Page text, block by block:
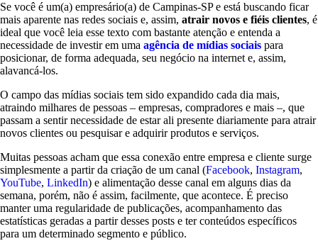
Se você é um(a) empresário(a) de Campinas-SP e está buscando ficar
mais aparente nas redes sociais e, assim, atrair novos e fiéis clientes, é
ideal que você leia esse texto com bastante atenção e entenda a
necessidade de investir em uma agência de mídias sociais para
posicionar, de forma adequada, seu negócio na internet e, assim,
alavancá-los.
O campo das mídias sociais tem sido expandido cada dia mais,
atraindo milhares de pessoas – empresas, compradores e mais –, que
passam a sentir necessidade de estar ali presente diariamente para atrair
novos clientes ou pesquisar e adquirir produtos e serviços.
Muitas pessoas acham que essa conexão entre empresa e cliente surge
simplesmente a partir da criação de um canal (Facebook, Instagram,
YouTube, LinkedIn) e alimentação desse canal em alguns dias da
semana, porém, não é assim, facilmente, que acontece. É preciso
manter uma regularidade de publicações, acompanhamento das
estatísticas geradas a partir desses posts e ter conteúdos específicos
para um determinado segmento e público.